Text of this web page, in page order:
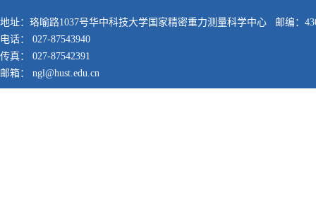
地址：珞喻路1037号华中科技大学国家精密重力测量科学中心 邮编：
电话： 027-87543940
传真： 027-87542391
邮箱： ngl@hust.edu.cn